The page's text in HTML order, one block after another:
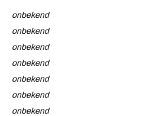
onbekend
onbekend
onbekend
onbekend
onbekend
onbekend
onbekend